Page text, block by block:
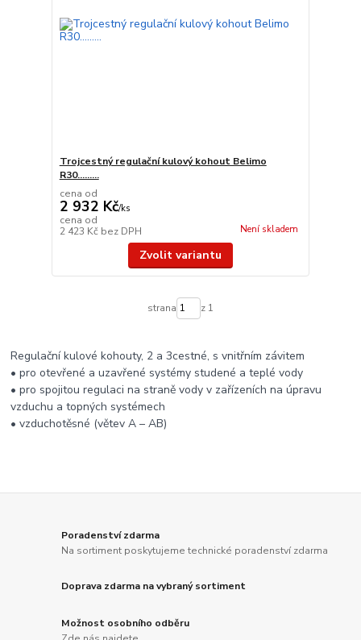
Trojcestný regulační kulový kohout Belimo
R30.........
cena od
2 932 Kč/ks
cena od
2 423 Kč bez DPH Není skladem
Zvolit variantu
strana z 1
Regulační kulové kohouty, 2 a 3cestné, s vnitřním závitem
• pro otevřené a uzavřené systémy studené a teplé vody
• pro spojitou regulaci na straně vody v zařízeních na úpravu
vzduchu a topných systémech
• vzduchotěsné (větev A – AB)
Poradenství zdarma
Na sortiment poskytujeme technické poradenství zdarma
Doprava zdarma na vybraný sortiment
Možnost osobního odběru